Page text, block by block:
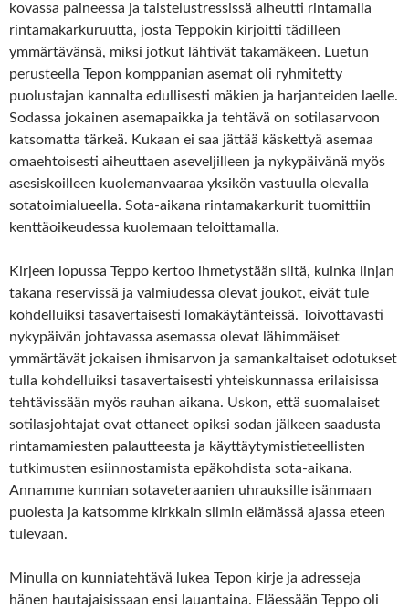
kovassa paineessa ja taistelustressissä aiheutti rintamalla
rintamakarkuruutta, josta Teppokin kirjoitti tädilleen
ymmärtävänsä, miksi jotkut lähtivät takamäkeen. Luetun
perusteella Tepon komppanian asemat oli ryhmitetty
puolustajan kannalta edullisesti mäkien ja harjanteiden laelle.
Sodassa jokainen asemapaikka ja tehtävä on sotilasarvoon
katsomatta tärkeä. Kukaan ei saa jättää käskettyä asemaa
omaehtoisesti aiheuttaen aseveljilleen ja nykypäivänä myös
asesiskoilleen kuolemanvaaraa yksikön vastuulla olevalla
sotatoimialueella. Sota-aikana rintamakarkurit tuomittiin
kenttäoikeudessa kuolemaan teloittamalla.
Kirjeen lopussa Teppo kertoo ihmetystään siitä, kuinka linjan
takana reservissä ja valmiudessa olevat joukot, eivät tule
kohdelluiksi tasavertaisesti lomakäytänteissä. Toivottavasti
nykypäivän johtavassa asemassa olevat lähimmäiset
ymmärtävät jokaisen ihmisarvon ja samankaltaiset odotukset
tulla kohdelluiksi tasavertaisesti yhteiskunnassa erilaisissa
tehtävissään myös rauhan aikana. Uskon, että suomalaiset
sotilasjohtajat ovat ottaneet opiksi sodan jälkeen saadusta
rintamamiesten palautteesta ja käyttäytymistieteellisten
tutkimusten esiinnostamista epäkohdista sota-aikana.
Annamme kunnian sotaveteraanien uhrauksille isänmaan
puolesta ja katsomme kirkkain silmin elämässä ajassa eteen
tulevaan.
Minulla on kunniatehtävä lukea Tepon kirje ja adresseja
hänen hautajaisissaan ensi lauantaina. Eläessään Teppo oli